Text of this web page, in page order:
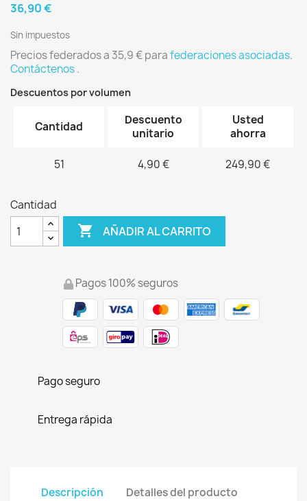
36,90 €
Sin impuestos
Precios federados a 35,9 € parafederaciones asociadas.
Contáctenos.
Descuentos por volumen
Cantidad
Descuento
unitario
Usted
ahorra
51 4,90 € 249,90 €
Cantidad
 AÑADIR AL CARRITO
Pagos 100% seguros
Pago seguro
Entrega rápida
Descripción Detalles del producto